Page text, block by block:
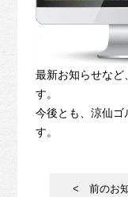
最新お知らせなど
す。
今後とも、涼仙ゴ
す。
< 前のお